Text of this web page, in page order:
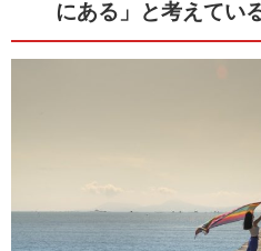
にある」と考えてい